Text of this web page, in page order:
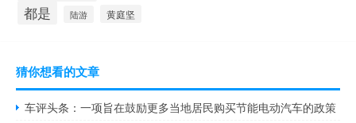
都是 陆游 黄庭坚
猜你想看的文章
车评头条：一项旨在鼓励更多当地居民购买节能电动汽车的政策